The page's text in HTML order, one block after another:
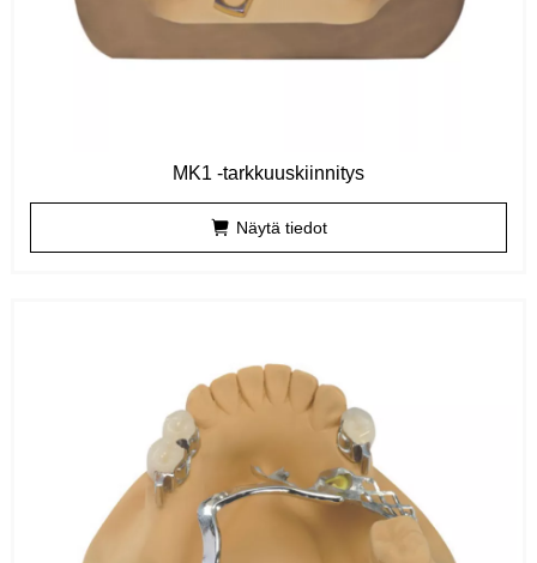
MK1 -tarkkuuskiinnitys
Näytä tiedot